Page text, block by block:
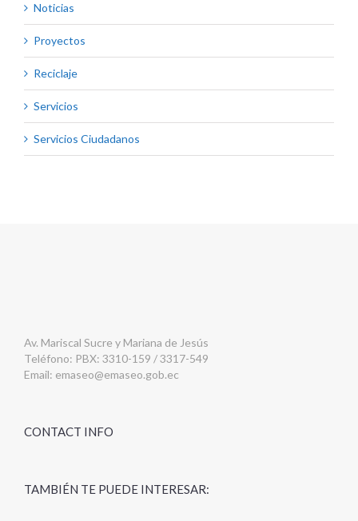
Noticias
Proyectos
Reciclaje
Servicios
Servicios Ciudadanos
Av. Mariscal Sucre y Mariana de Jesús
Teléfono: PBX: 3310-159 / 3317-549
Email: emaseo@emaseo.gob.ec
CONTACT INFO
TAMBIÉN TE PUEDE INTERESAR: